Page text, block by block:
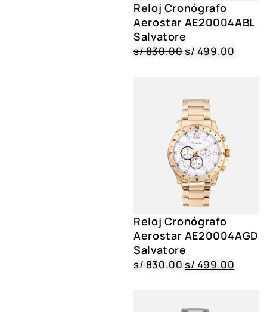
Reloj Cronógrafo
Aerostar AE20004ABL
Salvatore
s/830.00s/ 499.00
Reloj Cronógrafo
Aerostar AE20004AGD
Salvatore
s/830.00s/ 499.00